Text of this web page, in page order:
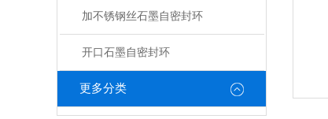
加不锈钢丝石墨自密封环
开口石墨自密封环
更多分类